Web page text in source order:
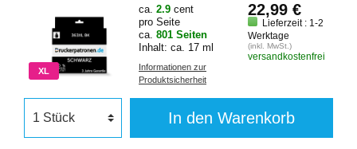
XL
ca. 2.9 cent
pro Seite
ca. 801 Seiten
Inhalt: ca. 17 ml
Informationen zur
Produktsicherheit
22,99 €
Lieferzeit : 1-2
Werktage
(inkl. MwSt.)
versandkostenfrei
In den Warenkorb